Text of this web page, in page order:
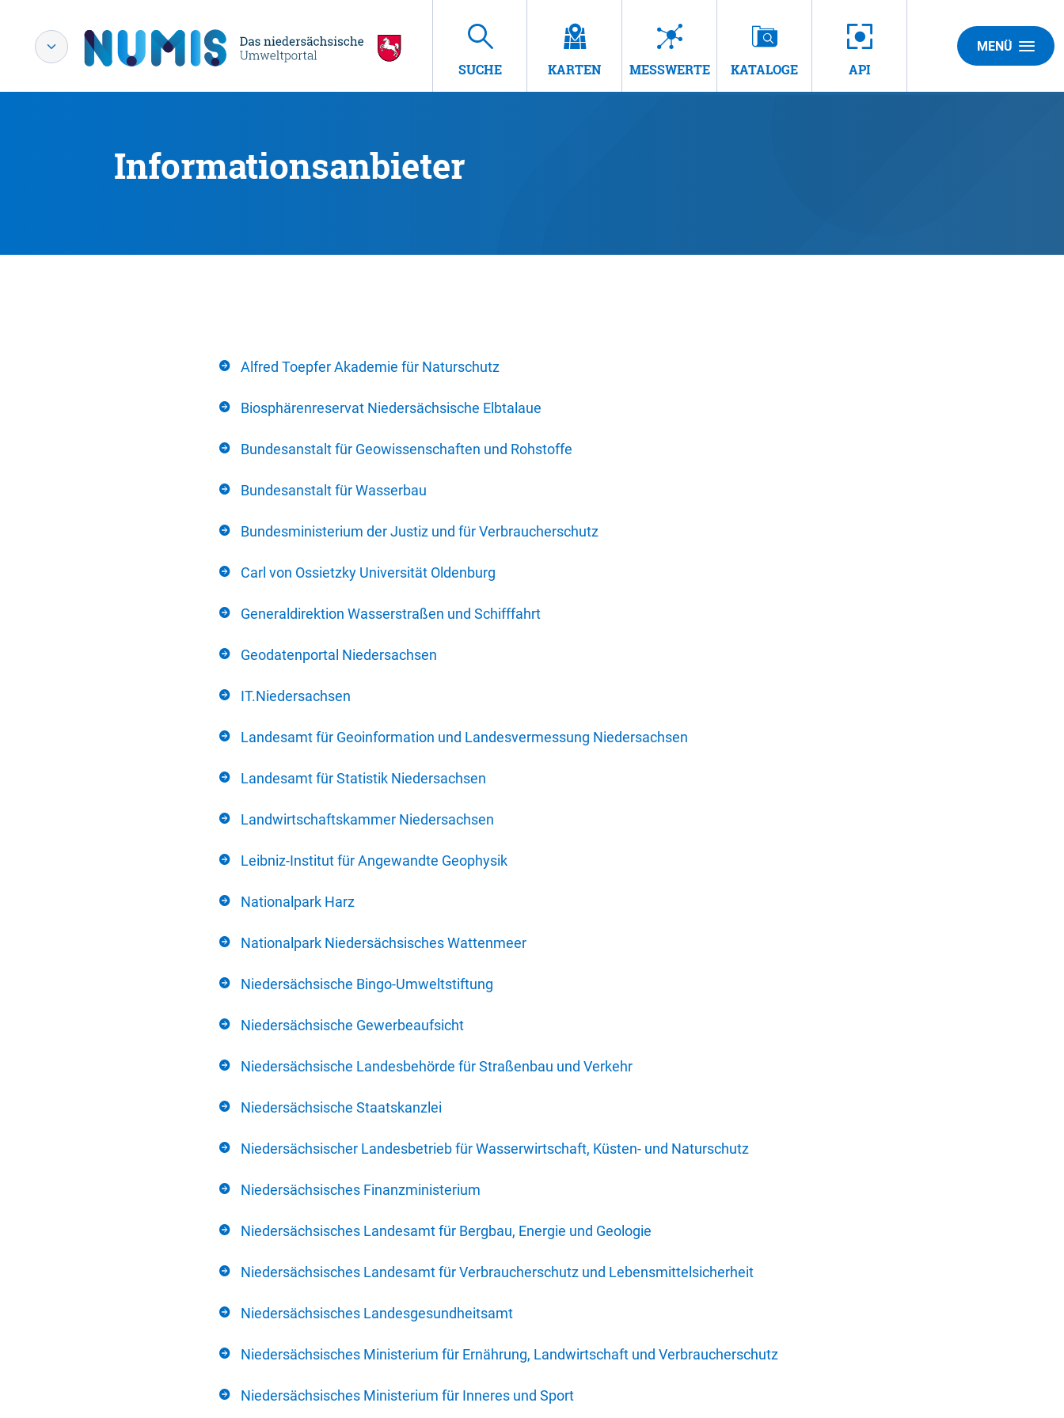
SUCHE KARTEN MESSWERTE KATALOGE API
MENÜ
Informationsanbieter
Alfred Toepfer Akademie für Naturschutz
Biosphärenreservat Niedersächsische Elbtalaue
Bundesanstalt für Geowissenschaften und Rohstoffe
Bundesanstalt für Wasserbau
Bundesministerium der Justiz und für Verbraucherschutz
Carl von Ossietzky Universität Oldenburg
Generaldirektion Wasserstraßen und Schifffahrt
Geodatenportal Niedersachsen
IT.Niedersachsen
Landesamt für Geoinformation und Landesvermessung Niedersachsen
Landesamt für Statistik Niedersachsen
Landwirtschaftskammer Niedersachsen
Leibniz-Institut für Angewandte Geophysik
Nationalpark Harz
Nationalpark Niedersächsisches Wattenmeer
Niedersächsische Bingo-Umweltstiftung
Niedersächsische Gewerbeaufsicht
Niedersächsische Landesbehörde für Straßenbau und Verkehr
Niedersächsische Staatskanzlei
Niedersächsischer Landesbetrieb für Wasserwirtschaft, Küsten- und Naturschutz
Niedersächsisches Finanzministerium
Niedersächsisches Landesamt für Bergbau, Energie und Geologie
Niedersächsisches Landesamt für Verbraucherschutz und Lebensmittelsicherheit
Niedersächsisches Landesgesundheitsamt
Niedersächsisches Ministerium für Ernährung, Landwirtschaft und Verbraucherschutz
Niedersächsisches Ministerium für Inneres und Sport